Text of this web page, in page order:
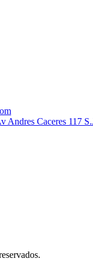
Andres Caceres 117